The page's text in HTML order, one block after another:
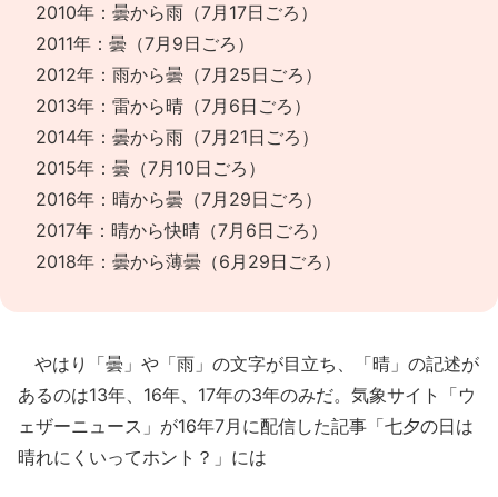
2010年：曇から雨（7月17日ごろ）
2011年：曇（7月9日ごろ）
2012年：雨から曇（7月25日ごろ）
2013年：雷から晴（7月6日ごろ）
2014年：曇から雨（7月21日ごろ）
2015年：曇（7月10日ごろ）
2016年：晴から曇（7月29日ごろ）
2017年：晴から快晴（7月6日ごろ）
2018年：曇から薄曇（6月29日ごろ）
やはり「曇」や「雨」の文字が目立ち、「晴」の記述が
あるのは13年、16年、17年の3年のみだ。気象サイト「ウ
ェザーニュース」が16年7月に配信した記事「七夕の日は
晴れにくいってホント？」には